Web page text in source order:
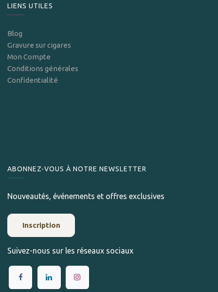
LIENS UTILES
Blog
Gravure sur cigares
Mon Compte
Conditions générales
Confidentialité
ABONNEZ-VOUS À NOTRE NEWSLETTER
Nouveautés, événements et offres exclusives
Inscription
Suivez-nous sur les réseaux sociaux